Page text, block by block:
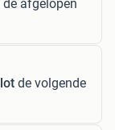
afgelopen
de volgende